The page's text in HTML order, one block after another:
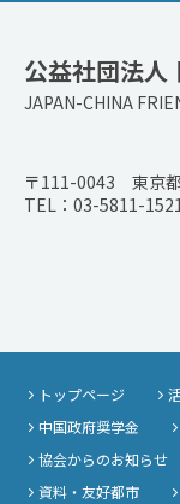
公益社団法人
JAPAN-CHINA
〒111-0043 東京
TEL：03-5811-
トップページ
中国政府奨学金
協会からのお知らせ
資料・友好都市